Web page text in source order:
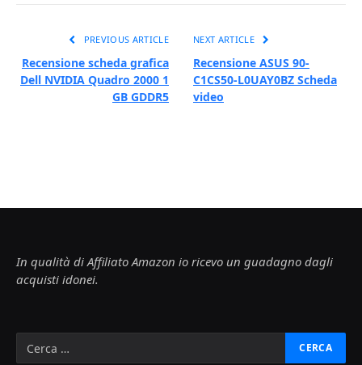
PREVIOUS ARTICLE
Recensione scheda grafica
Dell NVIDIA Quadro 2000 1
GB GDDR5
NEXT ARTICLE
Recensione ASUS 90-
C1CS50-L0UAY0BZ Scheda
video
In qualità di Affiliato Amazon io ricevo un guadagno dagli
acquisti idonei.